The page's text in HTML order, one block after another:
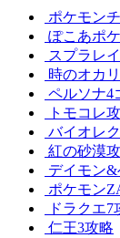
ポケモン
ぽこあポ
スプラレ
時のオカ
ペルソナ4
トモコレ
バイオレ
紅の砂漠
デイモン
ポケモン
ドラクエ7
仁王3攻略